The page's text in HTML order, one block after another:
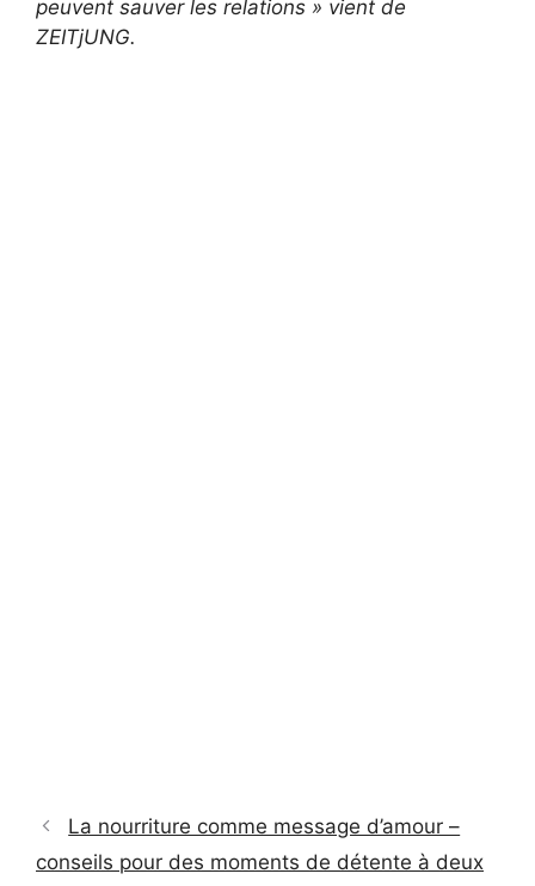
peuvent sauver les relations » vient de
ZEITjUNG.
La nourriture comme message d’amour –
conseils pour des moments de détente à deux